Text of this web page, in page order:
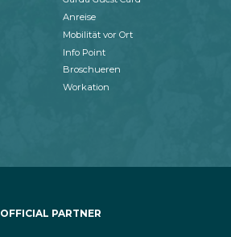
Anreise
Mobilität vor Ort
Info Point
Broschueren
Workation
OFFICIAL PARTNER